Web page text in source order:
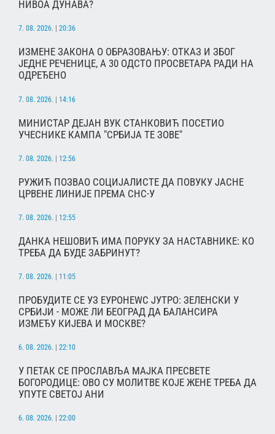
НИВОА ДУНАВА?
7. 08. 2026. | 20:36
ИЗМЕНЕ ЗАКОНА О ОБРАЗОВАЊУ: ОТКАЗ И ЗБОГ
ЈЕДНЕ РЕЧЕНИЦЕ, А 30 ОДСТО ПРОСВЕТАРА РАДИ НА
ОДРЕЂЕНО
7. 08. 2026. | 14:16
МИНИСТАР ДЕЈАН ВУК СТАНКОВИЋ ПОСЕТИО
УЧЕСНИКЕ КАМПА "СРБИЈА ТЕ ЗОВЕ"
7. 08. 2026. | 12:56
РУЖИЋ ПОЗВАО СОЦИЈАЛИСТЕ ДА ПОВУКУ ЈАСНЕ
ЦРВЕНЕ ЛИНИЈЕ ПРЕМА СНС-У
7. 08. 2026. | 12:55
ДАНКА НЕШОВИЋ ИМА ПОРУКУ ЗА НАСТАВНИКЕ: КО
ТРЕБА ДА БУДЕ ЗАБРИНУТ?
7. 08. 2026. | 11:05
ПРОБУДИТЕ СЕ УЗ ЕУРОНЕWС ЈУТРО: ЗЕЛЕНСКИ У
СРБИЈИ - МОЖЕ ЛИ БЕОГРАД ДА БАЛАНСИРА
ИЗМЕЂУ КИЈЕВА И МОСКВЕ?
6. 08. 2026. | 22:10
У ПЕТАК СЕ ПРОСЛАВЉА МАЈКА ПРЕСВЕТЕ
БОГОРОДИЦЕ: ОВО СУ МОЛИТВЕ КОЈЕ ЖЕНЕ ТРЕБА ДА
УПУТЕ СВЕТОЈ АНИ
6. 08. 2026. | 22:00